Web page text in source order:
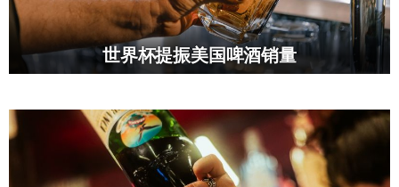
世界杯提振美国啤酒销量